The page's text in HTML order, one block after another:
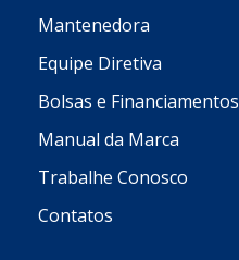
Mantenedora
Equipe Diretiva
Bolsas e Financiamentos
Manual da Marca
Trabalhe Conosco
Contatos